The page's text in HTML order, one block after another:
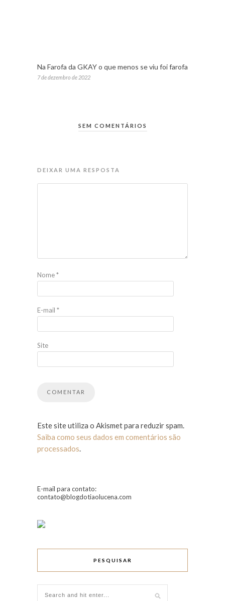
Na Farofa da GKAY o que menos se viu foi farofa
7 de dezembro de 2022
SEM COMENTÁRIOS
DEIXAR UMA RESPOSTA
Nome*
E-mail *
Site
Este site utiliza o Akismet para reduzir spam.
Saiba como seus dados em comentários são
processados.
E-mail para contato:
contato@blogdotiaolucena.com
PESQUISAR